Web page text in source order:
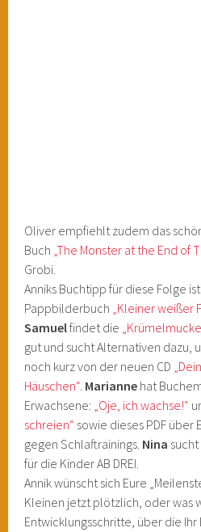
Oliver empfiehlt zudem das
Buch „The Monster at the End of
Grobi.
Anniks Buchtipp für diese Folge
Pappbilderbuch „Kleiner weißer
Samuelfindet die
gut und sucht Alternativen dazu,
noch kurz von der neuen CD
Häuschen“. Marianne hat
Erwachsene: „Oje, ich wachse!“
schreien“ sowie dieses PDF
gegen Schlaftrainings. Nina
für die Kinder AB DREI.
Annik wünscht sich Eure
Kleinen jetzt plötzlich, oder was
Entwicklungsschritte, über die